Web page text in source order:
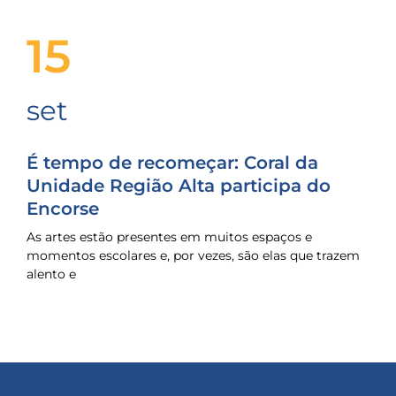
15
set
É tempo de recomeçar: Coral da
Unidade Região Alta participa do
Encorse
As artes estão presentes em muitos espaços e
momentos escolares e, por vezes, são elas que trazem
alento e